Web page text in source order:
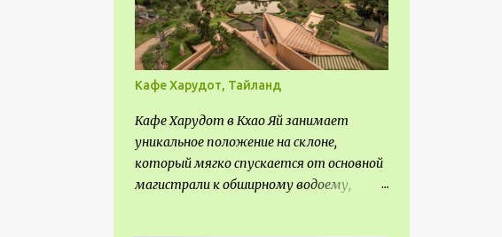
октября 8
сентября 8
августа 8
мая 17
апреля
Кафе Харудот, Тайланд
Кафе Харудот в Кхао Яй занимает
уникальное положение на склоне,
который мягко спускается от основной
магистрали к обширному водоему,